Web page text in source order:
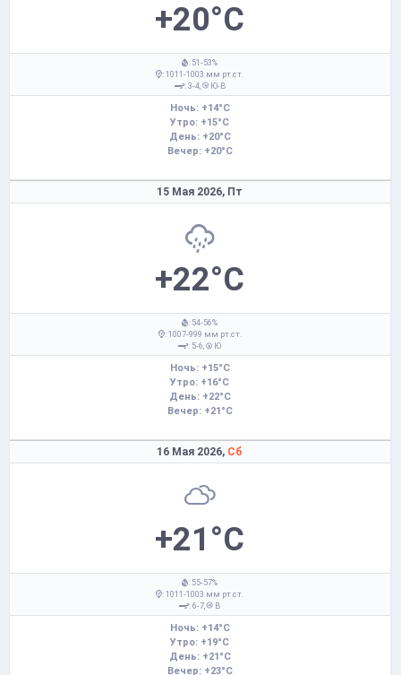
+20°C
: 51-53%
: 1011-1003 мм рт.ст.
: 3-4,
Ю-В
Ночь: +14°C
Утро: +15°C
День: +20°C
Вечер: +20°C
15 Мая 2026, Пт
+22°C
: 54-56%
: 1007-999 мм рт.ст.
: 5-6,
Ю
Ночь: +15°C
Утро: +16°C
День: +22°C
Вечер: +21°C
16 Мая 2026, Сб
+21°C
: 55-57%
: 1011-1003 мм рт.ст.
: 6-7,
В
Ночь: +14°C
Утро: +19°C
День: +21°C
Вечер: +23°C